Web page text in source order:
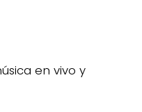
en vivo y